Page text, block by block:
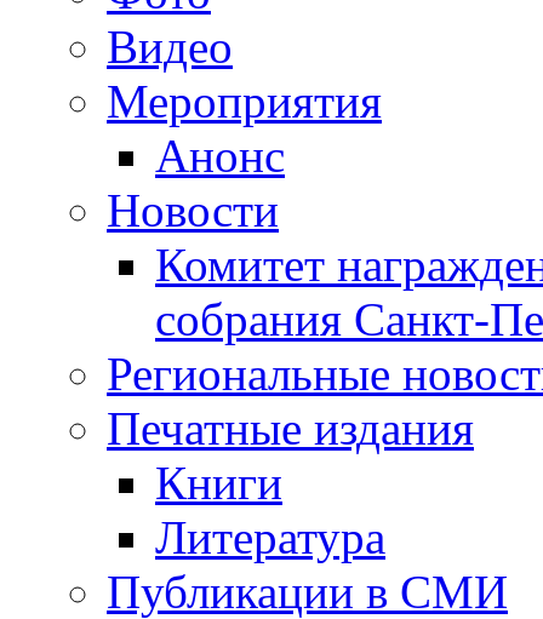
Видео
Мероприятия
Анонс
Новости
Комитет
собрания Санкт-
Региональные
Печатные издания
Книги
Литература
Публикации в СМИ